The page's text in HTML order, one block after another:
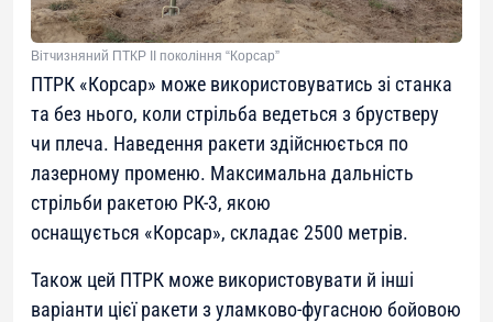
Вітчизняний ПТКР ІІ покоління “Корсар”
ПТРК «Корсар» може використовуватись зі станка
та без нього, коли стрільба ведеться з брустверу
чи плеча. Наведення ракети здійснюється по
лазерному променю. Максимальна дальність
стрільби ракетою РК-3, якою
оснащується «Корсар», складає 2500 метрів.
Також цей ПТРК може використовувати й інші
варіанти цієї ракети з уламково-фугасною бойовою